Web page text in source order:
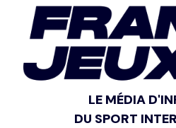
LE MÉDIA
DU SPORT